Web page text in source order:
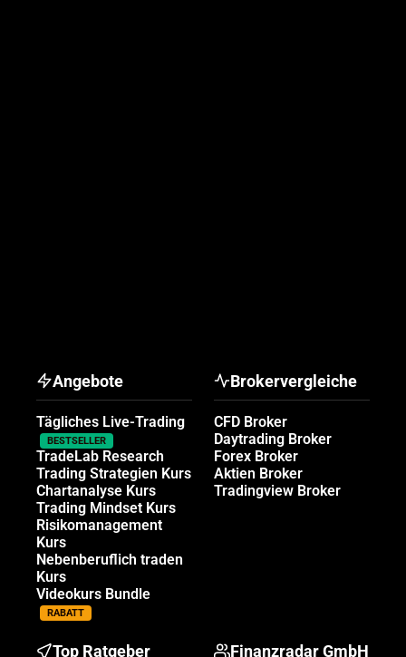
Angebote
Tägliches Live-Trading
BESTSELLER
TradeLab Research
Trading Strategien Kurs
Chartanalyse Kurs
Trading Mindset Kurs
Risikomanagement
Kurs
Nebenberuflich traden
Kurs
Videokurs Bundle
RABATT
Brokervergleiche
CFD Broker
Daytrading Broker
Forex Broker
Aktien Broker
Tradingview Broker
Top Ratgeber Finanzradar GmbH